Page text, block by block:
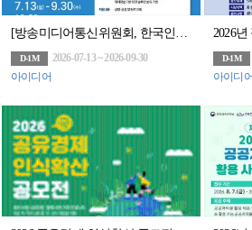
[방송미디어통신위원회, 한국인터넷진흥원] 국민안전 LBS 솔루션 대상 (~9.30, 16:
D-1M
2026-07-13 ~ 2026-09-30
아이디어
2026
D-1M
아이디어